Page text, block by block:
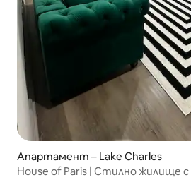
Апартамент – Lake Charles
House of Paris | Стилно жилище с